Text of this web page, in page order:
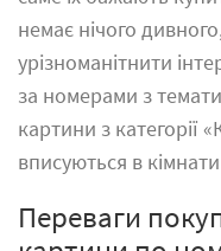
немає нічого
урізноманітнити
за номерами з
картини з категорії
вписуються в
Переваги